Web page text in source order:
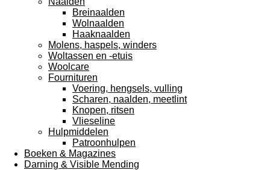
Breinaalden
Wolnaalden
Haaknaalden
Molens, haspels, winders
Woltassen en -etuis
Woolcare
Fournituren
Voering, hengsels, vulling
Scharen, naalden, meetlint
Knopen, ritsen
Vlieseline
Hulpmiddelen
Patroonhulpen
Boeken & Magazines
Darning & Visible Mending